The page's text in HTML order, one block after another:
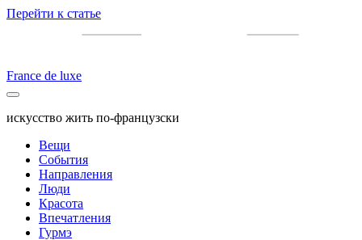
Перейти к статье
France de luxe
искусство жить по-французски
Вещи
События
Направления
Люди
Красота
Впечатления
Гурмэ